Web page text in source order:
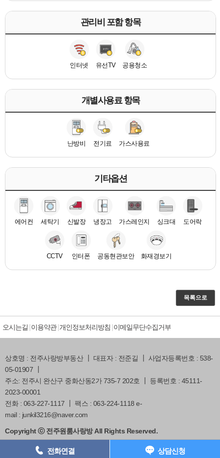
관리비 포함 항목
인터넷 유선TV 공용청소
개별사용료 항목
난방비 전기료 가스사용료
기타옵션
에어컨 세탁기 신발장 냉장고 가스레인지 싱크대 도어락
CCTV 인터폰 공동현관보안 화재경보기
목록으로
오시는길 이용약관 개인정보처리방침 이메일무단수집거부
상호명 : 전주사랑방부동산 ┃ 대표자 : 전준길 ┃ 사업자등록번호 : 538-
05-01907 ┃
주소: 전주시 완산구 중화산동2가 735-7 202호 ┃ 등록번호 : 45111-
2023-00001
전화 : 063-227-1117 ┃ 팩스 : 063-224-1118 e-
mail : junkil3216@naver.com
Copyright ⓒ 전주원룸사랑방 All Rights Reserved.
063) 227-1117
전화연결 상담신청